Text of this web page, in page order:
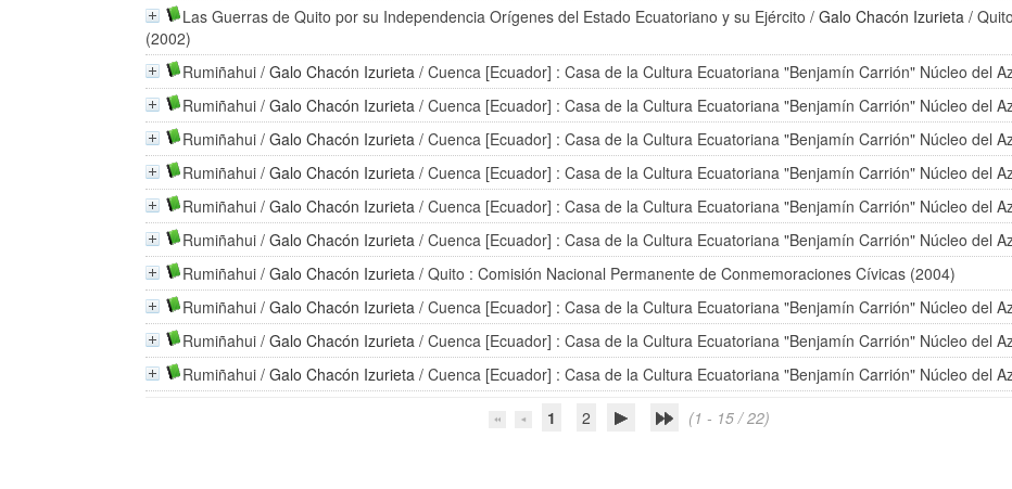
Las Guerras de Quito por su Independencia Orígenes del Estado Ecuatoriano y su Ejército /Galo Chacón Izurieta /
(2002)
Rumiñahui /Galo Chacón Izurieta / Cuenca [Ecuador] : Casa de la Cultura Ecuatoriana "Benjamín Carrión" Núcleo del
Rumiñahui /Galo Chacón Izurieta / Cuenca [Ecuador] : Casa de la Cultura Ecuatoriana "Benjamín Carrión" Núcleo del
Rumiñahui /Galo Chacón Izurieta / Cuenca [Ecuador] : Casa de la Cultura Ecuatoriana "Benjamín Carrión" Núcleo del
Rumiñahui /Galo Chacón Izurieta / Cuenca [Ecuador] : Casa de la Cultura Ecuatoriana "Benjamín Carrión" Núcleo del
Rumiñahui /Galo Chacón Izurieta / Cuenca [Ecuador] : Casa de la Cultura Ecuatoriana "Benjamín Carrión" Núcleo del
Rumiñahui /Galo Chacón Izurieta / Cuenca [Ecuador] : Casa de la Cultura Ecuatoriana "Benjamín Carrión" Núcleo del
Rumiñahui /Galo Chacón Izurieta / Quito : Comisión Nacional Permanente de Conmemoraciones Cívicas (2004)
Rumiñahui /Galo Chacón Izurieta / Cuenca [Ecuador] : Casa de la Cultura Ecuatoriana "Benjamín Carrión" Núcleo del
Rumiñahui /Galo Chacón Izurieta / Cuenca [Ecuador] : Casa de la Cultura Ecuatoriana "Benjamín Carrión" Núcleo del
Rumiñahui /Galo Chacón Izurieta / Cuenca [Ecuador] : Casa de la Cultura Ecuatoriana "Benjamín Carrión" Núcleo del
1
2 (1 - 15 / 22)